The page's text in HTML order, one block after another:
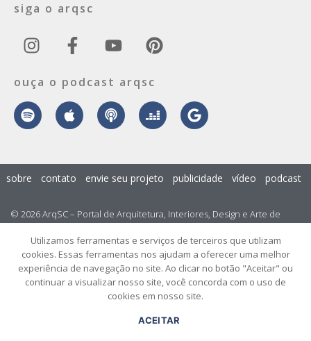
siga o arqsc
ouça o podcast arqsc
© 2026 ArqSC – Portal de Arquitetura, Interiores, Design e Arte de
sobre contato envie seu projeto publicidade vídeo podcast
Utilizamos ferramentas e serviços de terceiros que utilizam
cookies. Essas ferramentas nos ajudam a oferecer uma melhor
experiência de navegação no site. Ao clicar no botão "Aceitar" ou
continuar a visualizar nosso site, você concorda com o uso de
cookies em nosso site.
ACEITAR